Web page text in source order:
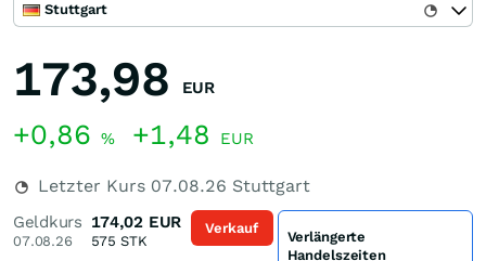
Stuttgart
173,98 EUR
+0,86 % +1,48 EUR
Letzter Kurs 07.08.26 Stuttgart
Geldkurs
07.08.26
174,02 EUR
575 STK
Verkauf
Verlängerte
Handelszeiten